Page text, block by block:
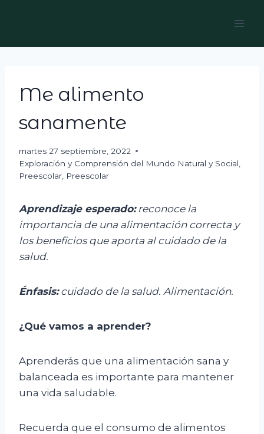
Me alimento
sanamente
martes 27 septiembre, 2022
Exploración y Comprensión del Mundo Natural y Social
Preescolar Preescolar
Aprendizaje esperado: reconoce la
importancia de una alimentación correcta y
los beneficios que aporta al cuidado de la
salud.
Énfasis: cuidado de la salud. Alimentación.
¿Qué vamos a aprender?
Aprenderás que una alimentación sana y
balanceada es importante para mantener
una vida saludable.
Recuerda que el consumo de alimentos